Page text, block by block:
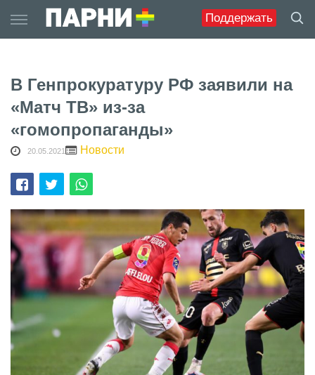
Поддержать
to
content
В Генпрокуратуру РФ заявили на
«Матч ТВ» из-за
«гомопропаганды»
20.05.2021 Новости